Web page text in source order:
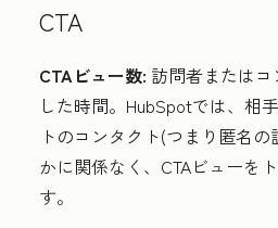
CTA
CTAビュー数: 訪問者または
した時間。HubSpotでは、相
トのコンタクト(つまり匿名
かに関係なく、CTAビューを
す。